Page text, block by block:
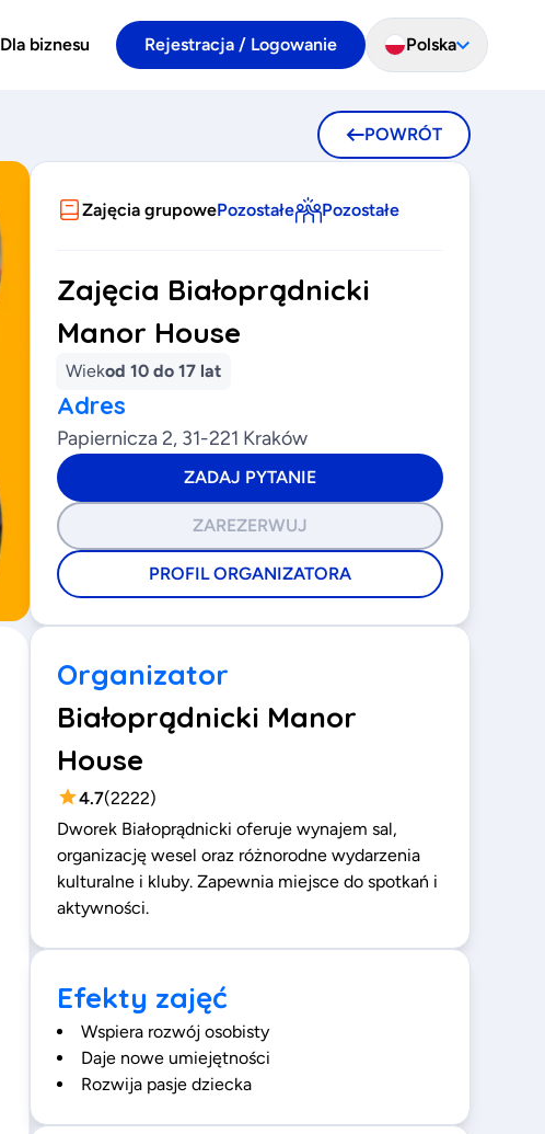
Dla biznesu Rejestracja / Logowanie Polska
POWRÓT
Zajęcia grupowePozostałe Pozostałe
Zajęcia Białoprądnicki
Manor House
Wiekod 10 do 17 lat
Adres
Papiernicza 2, 31-221 Kraków
ZADAJ PYTANIE
ZAREZERWUJ
PROFIL ORGANIZATORA
Organizator
Białoprądnicki Manor
House
4.7(2222)
Dworek Białoprądnicki oferuje wynajem sal,
organizację wesel oraz różnorodne wydarzenia
kulturalne i kluby. Zapewnia miejsce do spotkań i
aktywności.
Efekty zajęć
Wspiera rozwój osobisty
Daje nowe umiejętności
Rozwija pasje dziecka